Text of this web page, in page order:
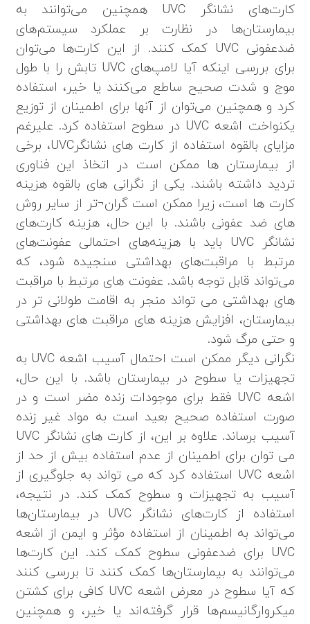
کارت‌های نشانگر UVC همچنین می‌توانند به
بیمارستان‌ها در نظارت بر عملکرد سیستم‌های
ضدعفونی UVC کمک کنند. از این کارت‌ها می‌توان
برای بررسی اینکه آیا لامپ‌های UVC تابش را با طول
موج و شدت صحیح ساطع می‌کنند یا خیر، استفاده
کرد و همچنین می‌توان از آنها برای اطمینان از توزیع
یکنواخت اشعه UVC در سطوح استفاده کرد. علیرغم
مزایای بالقوه استفاده از کارت های نشانگرUVC، برخی
از بیمارستان ها ممکن است در اتخاذ این فناوری
تردید داشته باشند. یکی از نگرانی های بالقوه هزینه
کارت ها است، زیرا ممکن است گران¬تر از سایر روش
های ضد عفونی باشند. با این حال، هزینه کارت‌های
نشانگر UVC باید با هزینه‌های احتمالی عفونت‌های
مرتبط با مراقبت‌های بهداشتی سنجیده شود، که
می‌تواند قابل توجه باشد. عفونت های مرتبط با مراقبت
های بهداشتی می تواند منجر به اقامت طولانی تر در
بیمارستان، افزایش هزینه های مراقبت های بهداشتی
و حتی مرگ شود.
نگرانی دیگر ممکن است احتمال آسیب اشعه UVC به
تجهیزات یا سطوح در بیمارستان باشد. با این حال،
اشعه UVC فقط برای موجودات زنده مضر است و در
صورت استفاده صحیح بعید است به مواد غیر زنده
آسیب برساند. علاوه بر این، از کارت های نشانگر UVC
می توان برای اطمینان از عدم استفاده بیش از حد از
اشعه UVC استفاده کرد که می تواند به جلوگیری از
آسیب به تجهیزات و سطوح کمک کند. در نتیجه،
استفاده از کارت‌های نشانگر UVC در بیمارستان‌ها
می‌تواند به اطمینان از استفاده مؤثر و ایمن از اشعه
UVC برای ضدعفونی سطوح کمک کند. این کارت‌ها
می‌توانند به بیمارستان‌ها کمک کنند تا بررسی کنند
که آیا سطوح در معرض اشعه UVC کافی برای کشتن
میکروارگانیسم‌ها قرار گرفته‌اند یا خیر، و همچنین